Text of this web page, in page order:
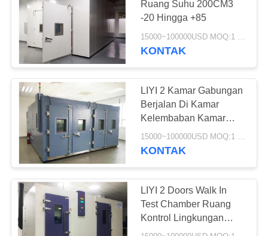
TENTANG
KAMI
TUR
PABRIK
KONTROL
KUALITAS
HUBUNGI
KAMI
Ruang Suhu 200CM3
-20 Hingga +85
15000~100000USD MOQ:1 set
KONTAK
LIYI 2 Kamar Gabungan
Berjalan Di Kamar
Kelembaban Kamar
Suhu Rendah
15000~100000USD MOQ:1 set
KONTAK
LIYI 2 Doors Walk In
Test Chamber Ruang
Kontrol Lingkungan
Operasi Non Frosting